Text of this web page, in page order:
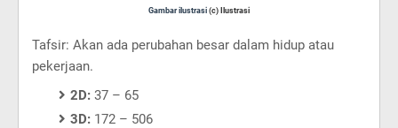
Gambar ilustrasi (c) Ilustrasi
Tafsir: Akan ada perubahan besar dalam hidup atau
pekerjaan.
2D: 37 – 65
3D: 172 – 506